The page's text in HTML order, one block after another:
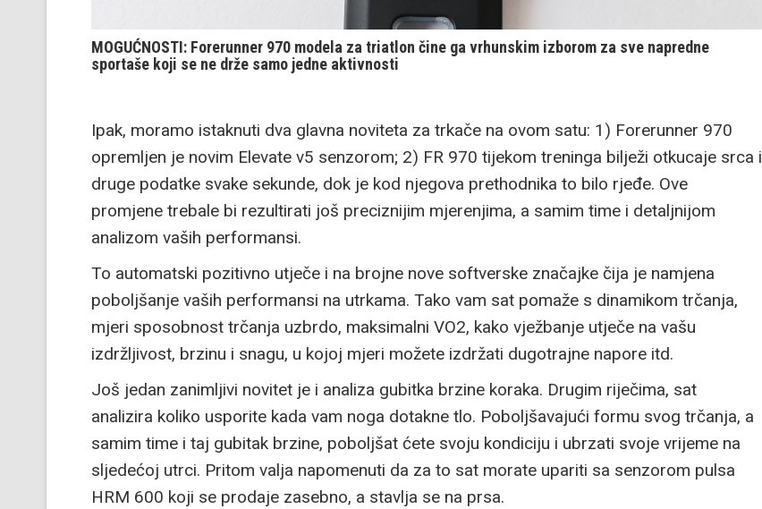
MOGUĆNOSTI: Forerunner 970 modela za triatlon čine ga vrhunskim izborom za sve napredne
sportaše koji se ne drže samo jedne aktivnosti
Ipak, moramo istaknuti dva glavna noviteta za trkače na ovom satu: 1) Forerunner 970
opremljen je novim Elevate v5 senzorom; 2) FR 970 tijekom treninga bilježi otkucaje srca i
druge podatke svake sekunde, dok je kod njegova prethodnika to bilo rjeđe. Ove
promjene trebale bi rezultirati još preciznijim mjerenjima, a samim time i detaljnijom
analizom vaših performansi.
To automatski pozitivno utječe i na brojne nove softverske značajke čija je namjena
poboljšanje vaših performansi na utrkama. Tako vam sat pomaže s dinamikom trčanja,
mjeri sposobnost trčanja uzbrdo, maksimalni VO2, kako vježbanje utječe na vašu
izdržljivost, brzinu i snagu, u kojoj mjeri možete izdržati dugotrajne napore itd.
Još jedan zanimljivi novitet je i analiza gubitka brzine koraka. Drugim riječima, sat
analizira koliko usporite kada vam noga dotakne tlo. Poboljšavajući formu svog trčanja, a
samim time i taj gubitak brzine, poboljšat ćete svoju kondiciju i ubrzati svoje vrijeme na
sljedećoj utrci. Pritom valja napomenuti da za to sat morate upariti sa senzorom pulsa
HRM 600 koji se prodaje zasebno, a stavlja se na prsa.